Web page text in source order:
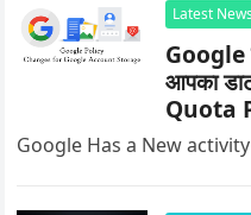
Latest News
Google
आपका
Quota
Google Has a New